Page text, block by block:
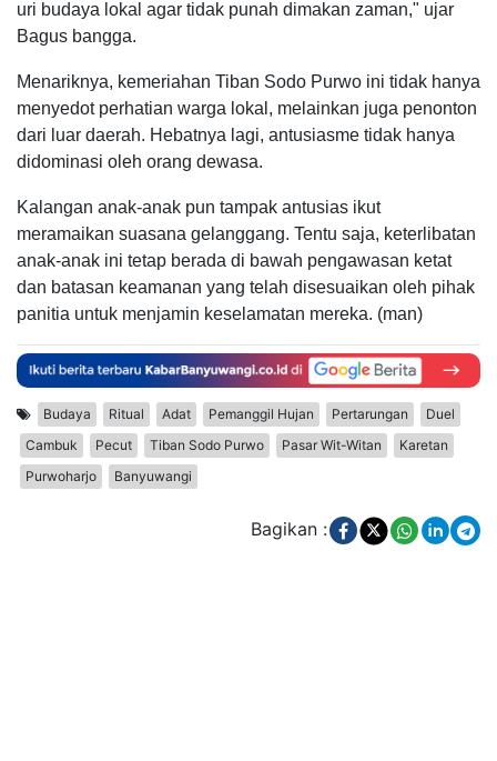
uri budaya lokal agar tidak punah dimakan zaman," ujar
Bagus bangga.
Menariknya, kemeriahan Tiban Sodo Purwo ini tidak hanya
menyedot perhatian warga lokal, melainkan juga penonton
dari luar daerah. Hebatnya lagi, antusiasme tidak hanya
didominasi oleh orang dewasa.
Kalangan anak-anak pun tampak antusias ikut
meramaikan suasana gelanggang. Tentu saja, keterlibatan
anak-anak ini tetap berada di bawah pengawasan ketat
dan batasan keamanan yang telah disesuaikan oleh pihak
panitia untuk menjamin keselamatan mereka. (man)
Budaya Ritual Adat Pemanggil Hujan Pertarungan
Duel
Cambuk
Pecut Tiban Sodo Purwo Pasar Wit-Witan
Karetan
Purwoharjo
Banyuwangi
Bagikan :